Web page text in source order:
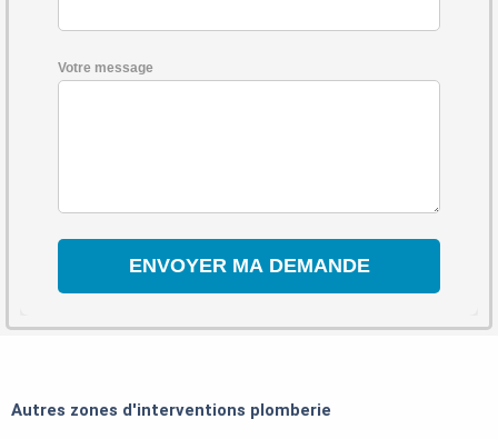
Votre message
Autres zones d'interventions plomberie